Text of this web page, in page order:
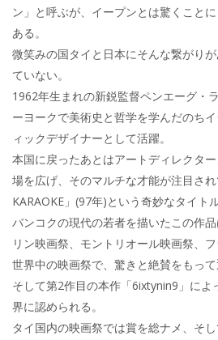
ン」と呼ぶが、イープンとは驚くこと
ある。
微笑みの国タイと日本にそんな繋がり
ていない。
1962年生まれの新鋭監督ペンエーグ・
ーヨークで美術史と哲学を学んだのち
ィックデザイナーとして活躍。
本国に戻ったあとはアートディレクタ
場を広げ、そのマルチな才能が注目さ
KARAOKE」(97年)という奇妙なタイト
バンコクの現代の若者を描いたこの作
リン映画祭、モントリオール映画祭、
世界中の映画祭で、驚きと絶賛をもって
そして第2作目の本作「6ixtynin9」によ
界に認められる。
タイ国内の映画祭では賞を総ナメ、そ